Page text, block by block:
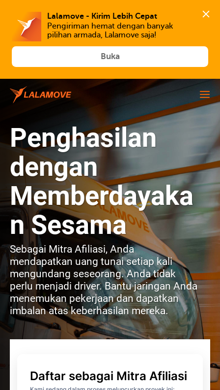
Lalamove - Kirim Lebih Cepat
Pengiriman hemat dengan banyak
Buka
Penghasilan
dengan
Memberdayaka
n Sesama
Sebagai Mitra Afiliasi, Anda
mendapatkan uang tunai setiap kali
mengundang seseorang. Anda tidak
perlu menjadi driver. Bantu jaringan Anda
menemukan pekerjaan dan dapatkan
imbalan atas keberhasilan mereka.